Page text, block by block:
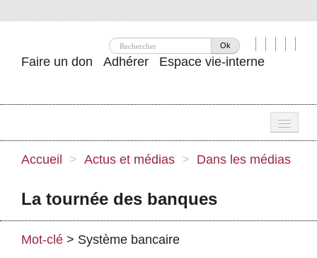
Ok
Faire un don Adhérer Espace vie-interne
Nos idées
Se mobiliser
Accueil > Actus et médias > Dans les médias
La tournée des banques
Mot-clé > Système bancaire